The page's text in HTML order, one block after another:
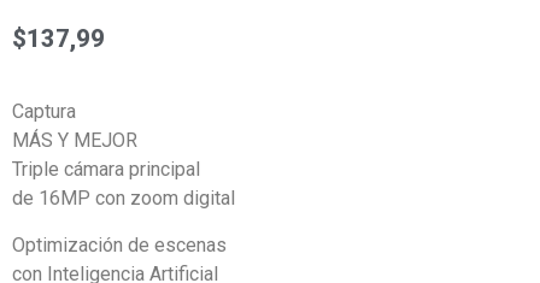
$137,99
Captura
MÁS Y MEJOR
Triple cámara principal
de 16MP con zoom digital
Optimización de escenas
con Inteligencia Artificial